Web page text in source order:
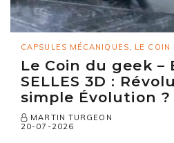
CAPSULES MÉCANIQUES, LE COIN
Le Coin du geek –
SELLES 3D :
simple Évolution ?
MARTIN TURGEON
20-07-2026